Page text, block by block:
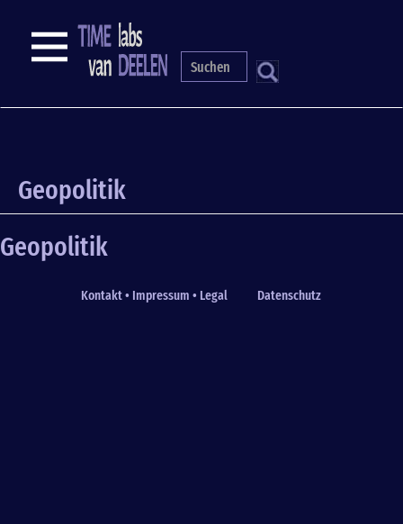
content
S
NAVIGATION
Geopolitik
Geopolitik
Fußzeile
Kontakt • Impressum • Legal Datenschutz